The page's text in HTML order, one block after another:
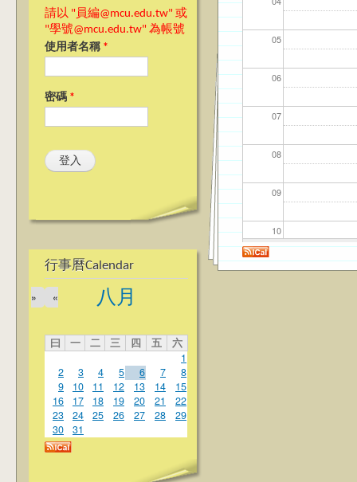
請以 "員編@mcu.edu.tw" 或
"學號@mcu.edu.tw" 為帳號
使用者名稱 *
密碼 *
行事曆Calendar
八月
«
»
曰 一 二 三 四 五
六
1
2
3 4 5 6 7
8
9
10 11 12 13 14
15
16
17 18 19 20 21
22
23
24 25 26 27 28
29
30
31
05
06
07
08
09
10
11